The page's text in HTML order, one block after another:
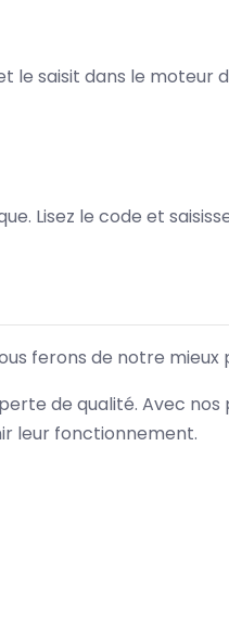
saisit dans le moteur
Lisez le code et
ferons de notre mieux
de qualité. Avec
leur fonctionnement.